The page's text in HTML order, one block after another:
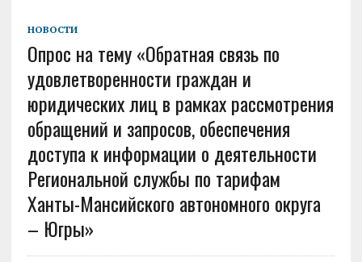
НОВОСТИ
Опрос на тему «Обратная связь по
удовлетворенности граждан и
юридических лиц в рамках рассмотрения
обращений и запросов, обеспечения
доступа к информации о деятельности
Региональной службы по тарифам
Ханты-Мансийского автономного округа
– Югры»